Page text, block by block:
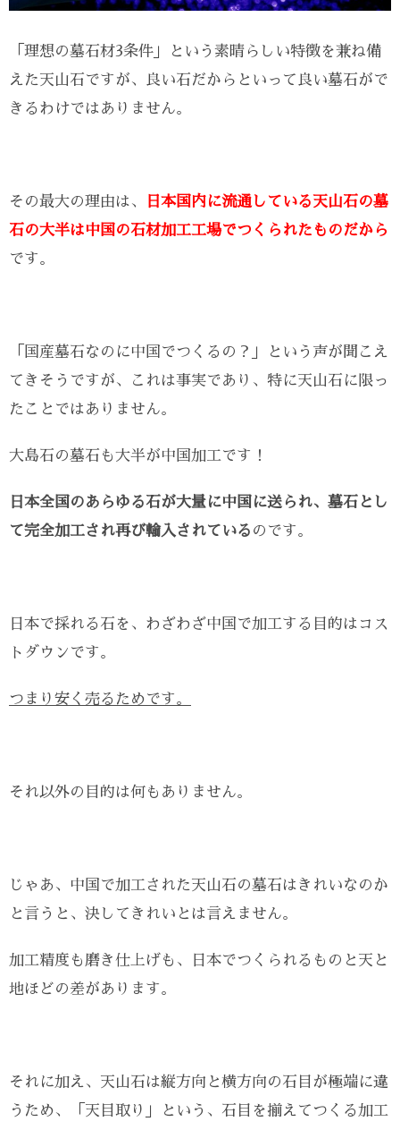
「理想の墓石材3条件」という素晴らしい特徴を兼ね備
えた天山石ですが、良い石だからといって良い墓石がで
きるわけではありません。
その最大の理由は、
日本国内に流通している天山石の墓
石の大半は中国の石材加工工場でつくられたものだから
です。
「国産墓石なのに中国でつくるの？」という声が聞こえ
てきそうですが、これは事実であり、特に天山石に限っ
たことではありません。
大島石の墓石も大半が中国加工です！
日本全国のあらゆる石が大量に中国に送られ、墓石とし
て完全加工され再び輸入されている のです。
日本で採れる石を、わざわざ中国で加工する目的はコス
トダウンです。
つまり安く売るためです。
それ以外の目的は何もありません。
じゃあ、中国で加工された天山石の墓石はきれいなのか
と言うと、決してきれいとは言えません。
加工精度も磨き仕上げも、日本でつくられるものと天と
地ほどの差があります。
それに加え、天山石は縦方向と横方向の石目が極端に違
うため、「天目取り」という、石目を揃えてつくる加工